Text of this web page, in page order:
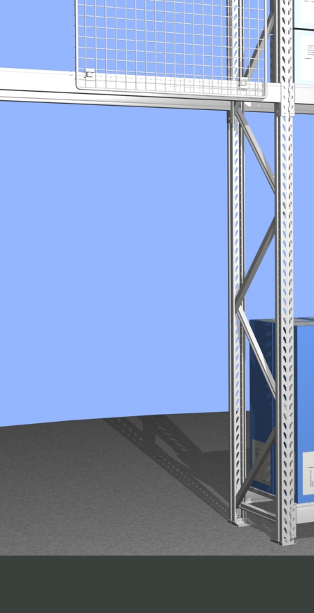
Hermes Metal
2005
Visuel de gondole